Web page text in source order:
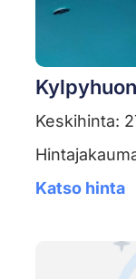
Keskihinta:
Katso hinta